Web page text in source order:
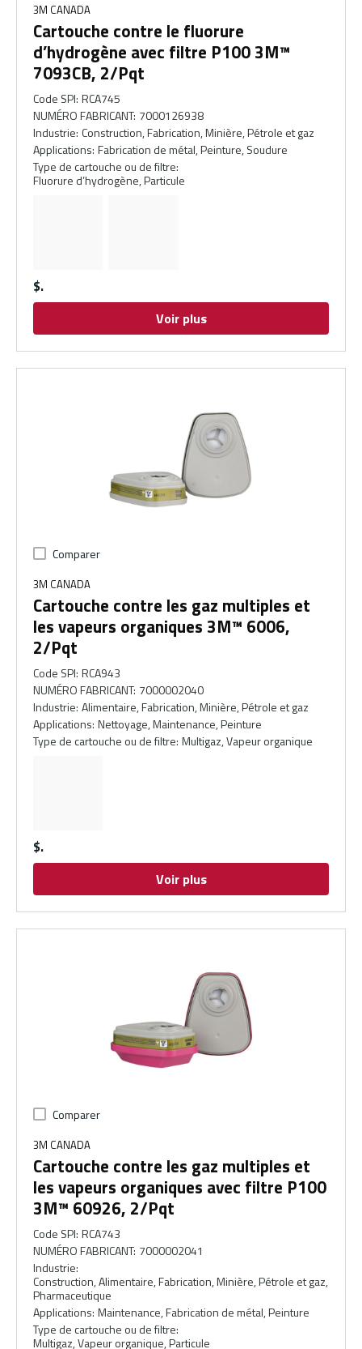
3M CANADA
Cartouche contre le fluorure
d’hydrogène avec filtre P100 3M™
7093CB, 2/Pqt
Code SPI: RCA745
NUMÉRO FABRICANT: 7000126938
Industrie: Construction, Fabrication, Minière, Pétrole et gaz
Applications: Fabrication de métal, Peinture, Soudure
Type de cartouche ou de filtre:
Fluorure d’hydrogène, Particule
$
Voir plus
Comparer
3M CANADA
Cartouche contre les gaz multiples et
les vapeurs organiques 3M™ 6006,
2/Pqt
Code SPI: RCA943
NUMÉRO FABRICANT: 7000002040
Industrie: Alimentaire, Fabrication, Minière, Pétrole et gaz
Applications: Nettoyage, Maintenance, Peinture
Type de cartouche ou de filtre: Multigaz, Vapeur organique
$
Voir plus
Comparer
3M CANADA
Cartouche contre les gaz multiples et
les vapeurs organiques avec filtre P100
3M™ 60926, 2/Pqt
Code SPI: RCA743
NUMÉRO FABRICANT: 7000002041
Industrie:
Construction, Alimentaire, Fabrication, Minière, Pétrole et gaz,
Pharmaceutique
Applications: Maintenance, Fabrication de métal, Peinture
Type de cartouche ou de filtre:
Multigaz, Vapeur organique, Particule